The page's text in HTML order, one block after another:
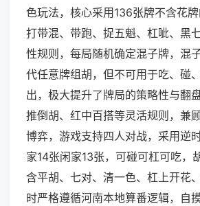
色玩法，核心采用136张牌不含花
打带混、带跑、捉五魁、杠呲、黑
性规则，每局随机确定混子牌，混
代任意牌组胡，但不可用于吃、碰
出，极大提升了牌局的策略性与翻
推倒胡、红中百搭等灵活规则，兼
博弈，游戏支持四人对战，采用逆
家14张闲家13张，可碰可杠可吃，
含平胡、七对、清一色、杠上开花
时严格遵循河南本地算番逻辑，自